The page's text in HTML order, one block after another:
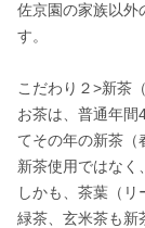
佐京園の家族以外
す。
こだわり２>新茶
お茶は、普通年間
てその年の新茶（
新茶使用ではなく
しかも、茶葉（
緑茶、玄米茶も新